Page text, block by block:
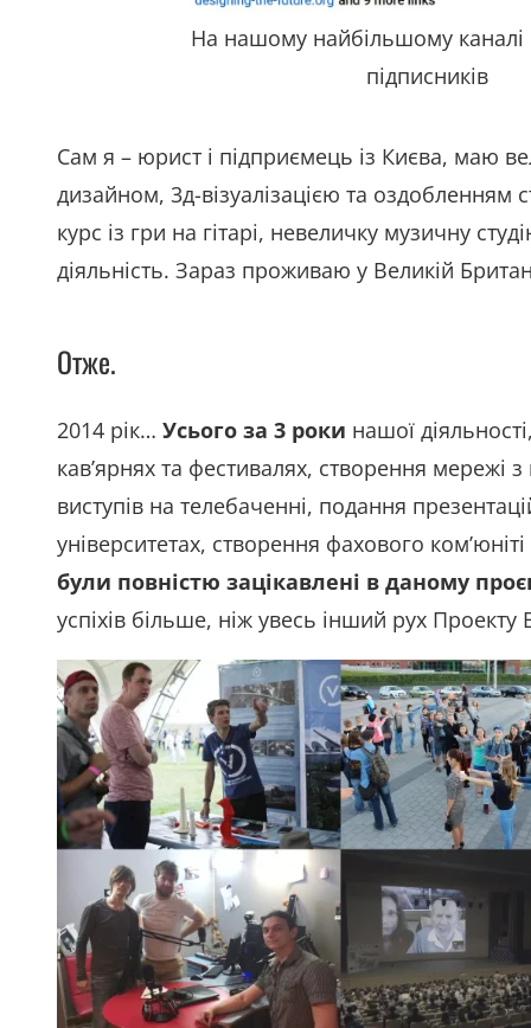
На нашому найбільшому каналі
підписників
Сам я – юрист і підприємець із Києва, маю
дизайном, 3д-візуалізацією та оздобленням
курс із гри на гітарі, невеличку музичну
діяльність. Зараз проживаю у Великій
Отже.
2014 рік… Усього за 3 роки нашої
кав’ярнях та фестивалях, створення мережі
виступів на телебаченні, подання
університетах, створення фахового
були повністю зацікавлені в даному
успіхів більше, ніж увесь інший рух